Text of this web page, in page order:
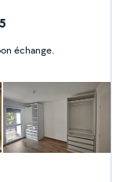
À très vite :)
échange.